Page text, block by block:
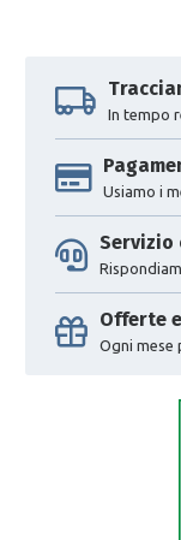
In tempo
Usiamo i
Offerte
Ogni mese